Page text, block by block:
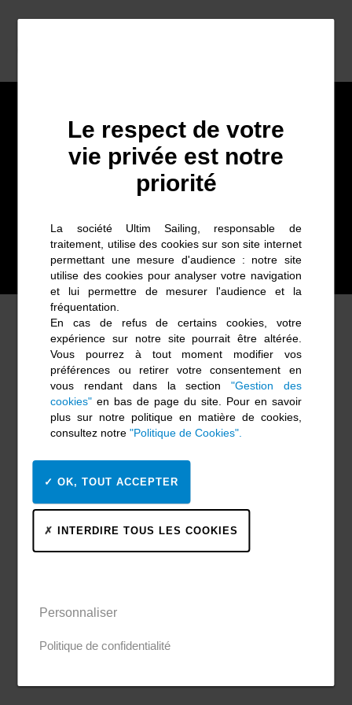
Gestion des cookies
Le respect de votre
vie privée est notre
priorité
La société Ultim Sailing, responsable de
traitement, utilise des cookies sur son site internet
permettant une mesure d'audience : notre site
utilise des cookies pour analyser votre navigation
et lui permettre de mesurer l'audience et la
fréquentation.
En cas de refus de certains cookies, votre
expérience sur notre site pourrait être altérée.
Vous pourrez à tout moment modifier vos
préférences ou retirer votre consentement en
vous rendant dans la section "Gestion des
cookies" en bas de page du site. Pour en savoir
plus sur notre politique en matière de cookies,
consultez notre"Politique de Cookies".
OK, TOUT ACCEPTER
INTERDIRE TOUS LES COOKIES
Personnaliser
Politique de confidentialité